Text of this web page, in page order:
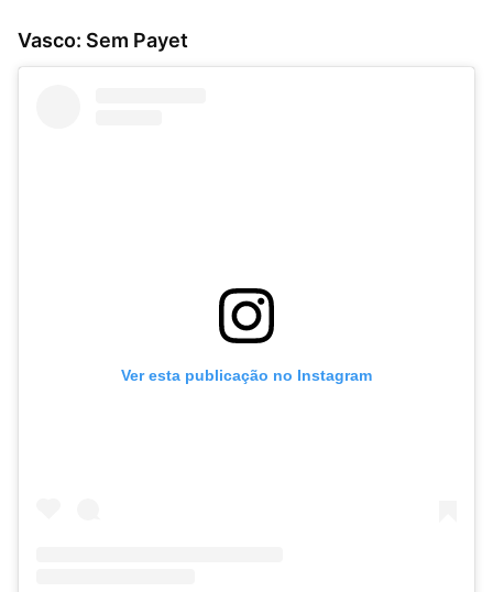
Vasco: Sem Payet
Ver esta publicação no Instagram